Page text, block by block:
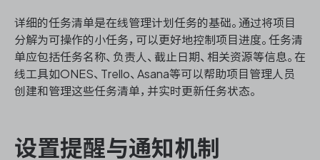
ONES 资讯
详细的任务清单是在线管理计划任务的基础。通过将项目
分解为可操作的小任务，可以更好地控制项目进度。任务清
单应包括任务名称、负责人、截止日期、相关资源等信息。在
线工具如ONES、Trello、Asana等可以帮助项目管理人员
创建和管理这些任务清单，并实时更新任务状态。
设置提醒与通知机制